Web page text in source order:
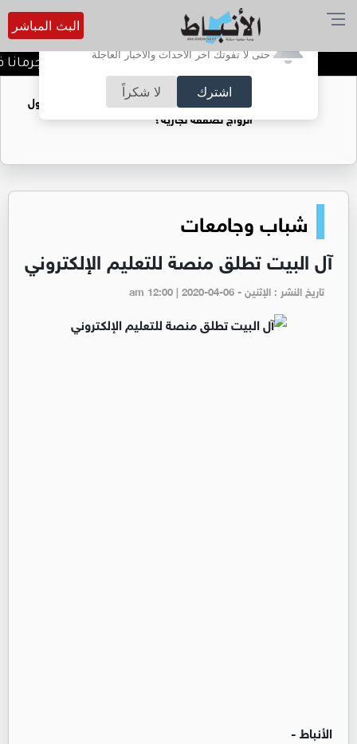
أترغب في تفعيل الإشعارات؟
حتى لا تفوتك آخر الأحداث والأخبار العاجلة
اشترك لا شكراً
البث المباشر
الأردن يدين تفجير حافلة بجرمانا
فتيات يستغللنه لتحقيق مكاسب مادية.. هل تحول
الزواج لصفقة تجارية؟
شباب وجامعات
آل البيت تطلق منصة للتعليم الإلكتروني
تاريخ النشر : الإثنين - am 12:00 | 2020-04-06
الأنباط -